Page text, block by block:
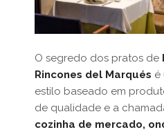
O segredo dos pratos de
Rincones del Marqués é
estilo baseado em
de qualidade e a
cozinha de mercado,